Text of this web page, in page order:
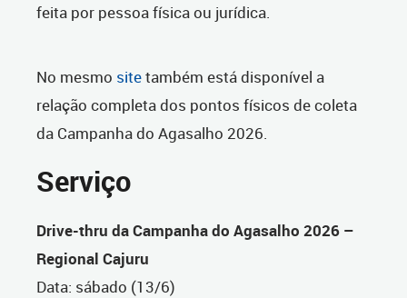
feita por pessoa física ou jurídica.
No mesmo sitetambém está disponível a
relação completa dos pontos físicos de coleta
da Campanha do Agasalho 2026.
Serviço
Drive-thru da Campanha do Agasalho 2026 –
Regional Cajuru
Data: sábado (13/6)